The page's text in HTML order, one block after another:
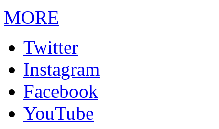
MORE
Twitter
Instagram
Facebook
YouTube